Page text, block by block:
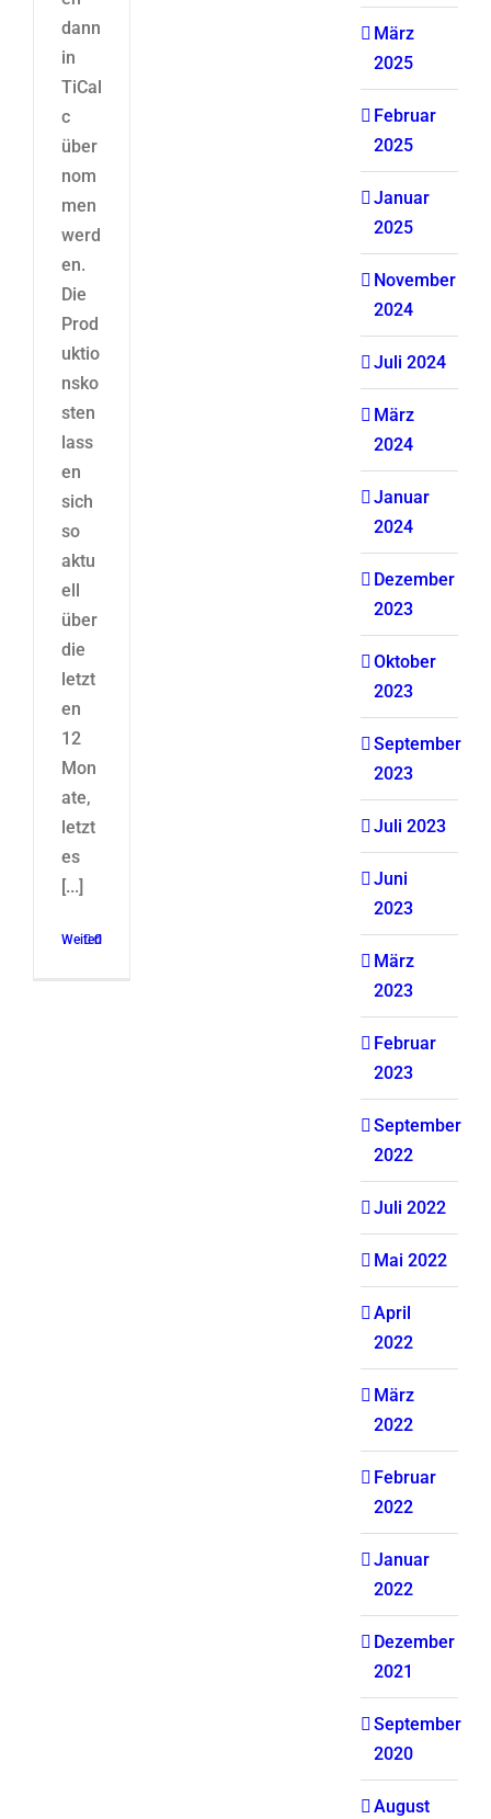
dann
in
TiCal
c
über
nom
men
werd
en.
Die
Prod
uktio
nsko
sten
lass
en
sich
so
aktu
ell
über
die
letzt
en
12
Mon
ate,
letzt
es
[...]
Weiterlesen
0
März
2025
Februar
2025
Januar
2025
November
2024
Juli 2024
März
2024
Januar
2024
Dezember
2023
Oktober
2023
September
2023
Juli 2023
Juni
2023
März
2023
Februar
2023
September
2022
Juli 2022
Mai 2022
April
2022
März
2022
Februar
2022
Januar
2022
Dezember
2021
September
2020
August